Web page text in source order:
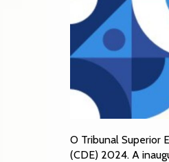
O Tribunal Superior
(CDE) 2024. A